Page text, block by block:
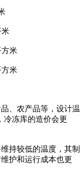
米
米
、农产品等，设计温
冷冻库的造价会更
持较低的温度，其制
护和运行成本也更